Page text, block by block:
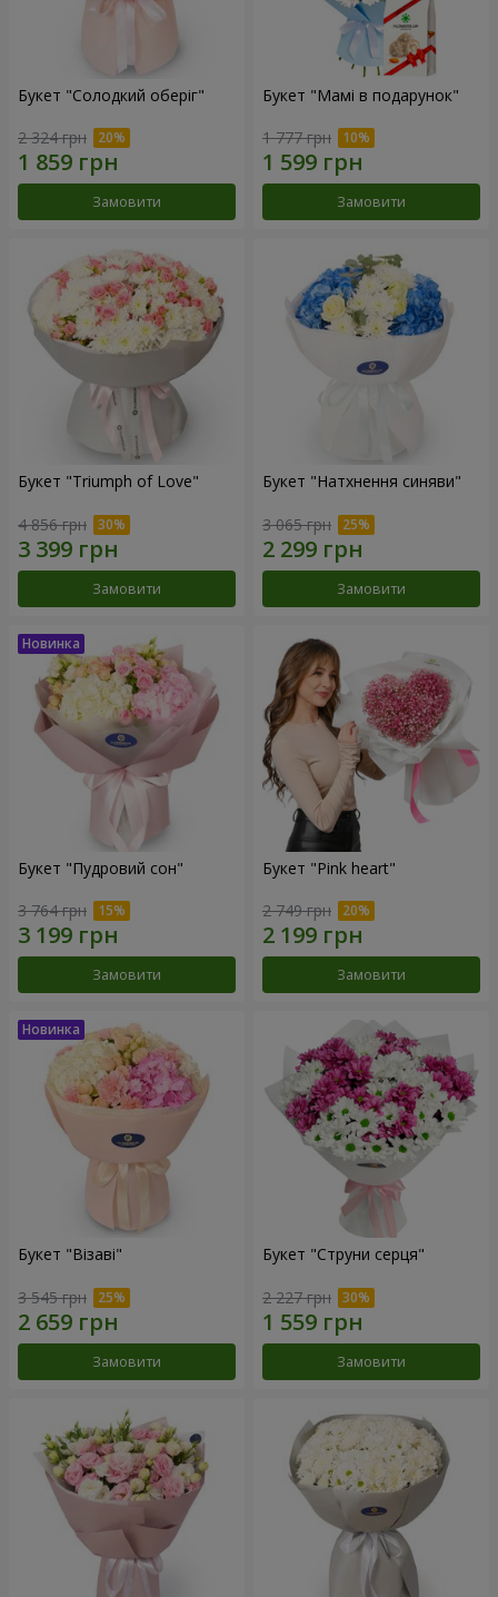
Букет "Солодкий оберіг"
2 324 грн
Замовити
Букет "Мамі в подарунок"
1 777 грн
Замовити
Букет "Triumph of Love"
4 856 грн
Замовити
Букет "Натхнення синяви"
3 065 грн
Замовити
Букет "Пудровий сон"
3 764 грн
Замовити
Букет "Pink heart"
2 749 грн
Замовити
Букет "Візаві"
3 545 грн
Замовити
Букет "Струни серця"
2 227 грн
Замовити